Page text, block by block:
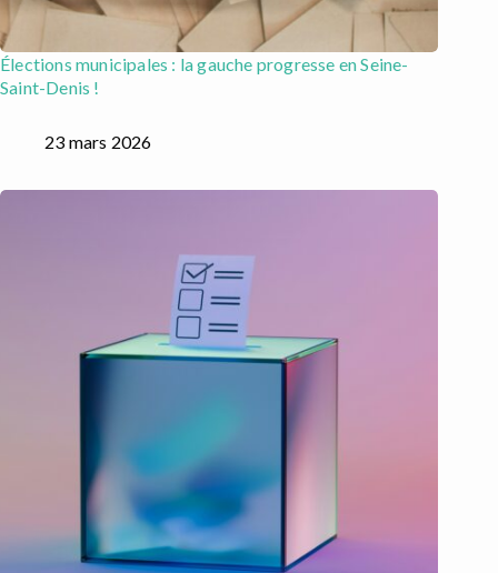
Élections municipales : la gauche progresse en Seine-
Saint-Denis !
23 mars 2026